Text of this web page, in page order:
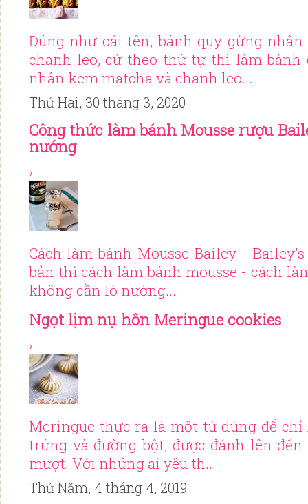
Đúng như cái tên, bánh quy gừng
chanh leo, cứ theo thứ tự thì làm bánh
nhân kem matcha và chanh leo...
Thứ Hai, 30 tháng 3, 2020
Công thức làm bánh Mousse rượu
nướng
›
Cách làm bánh Mousse Bailey -
bản thì cách làm bánh mousse - cách
không cần lò nướng...
Ngọt lịm nụ hôn Meringue cookies
›
Meringue thực ra là một từ dùng để
trứng và đường bột, được đánh lên
mượt. Với những ai yêu th...
Thứ Năm, 4 tháng 4, 2019